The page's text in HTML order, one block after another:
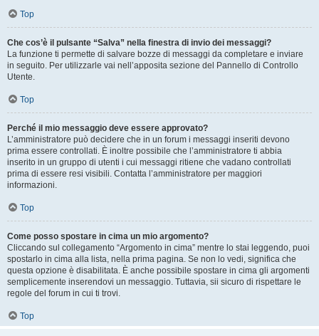
Top
Che cos’è il pulsante “Salva” nella finestra di invio dei messaggi?
La funzione ti permette di salvare bozze di messaggi da completare e inviare
in seguito. Per utilizzarle vai nell’apposita sezione del Pannello di Controllo
Utente.
Top
Perché il mio messaggio deve essere approvato?
L’amministratore può decidere che in un forum i messaggi inseriti devono
prima essere controllati. È inoltre possibile che l’amministratore ti abbia
inserito in un gruppo di utenti i cui messaggi ritiene che vadano controllati
prima di essere resi visibili. Contatta l’amministratore per maggiori
informazioni.
Top
Come posso spostare in cima un mio argomento?
Cliccando sul collegamento “Argomento in cima” mentre lo stai leggendo, puoi
spostarlo in cima alla lista, nella prima pagina. Se non lo vedi, significa che
questa opzione è disabilitata. È anche possibile spostare in cima gli argomenti
semplicemente inserendovi un messaggio. Tuttavia, sii sicuro di rispettare le
regole del forum in cui ti trovi.
Top